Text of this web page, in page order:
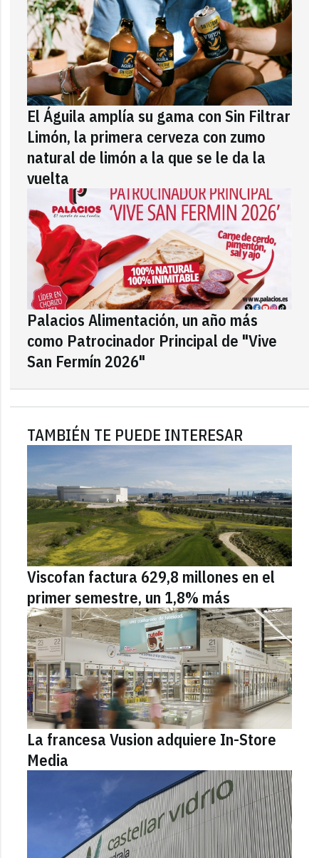
El Águila amplía su gama con Sin Filtrar
Limón, la primera cerveza con zumo
natural de limón a la que se le da la
vuelta
Palacios Alimentación, un año más
como Patrocinador Principal de "Vive
San Fermín 2026"
TAMBIÉN TE PUEDE INTERESAR
Viscofan factura 629,8 millones en el
primer semestre, un 1,8% más
La francesa Vusion adquiere In-Store
Media